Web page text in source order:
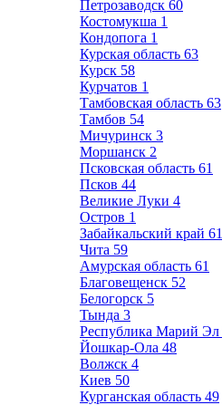
Петрозаводск 60
Костомукша 1
Кондопога 1
Курская область 63
Курск 58
Курчатов 1
Тамбовская область 63
Тамбов 54
Мичуринск 3
Моршанск 2
Псковская область 61
Псков 44
Великие Луки 4
Остров 1
Забайкальский край 61
Чита 59
Амурская область 61
Благовещенск 52
Белогорск 5
Тында 3
Республика Марий Эл
Йошкар-Ола 48
Волжск 4
Киев 50
Курганская область 49